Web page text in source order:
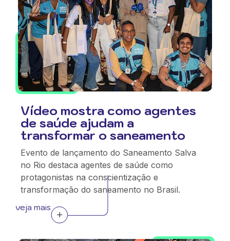
Vídeo mostra como agentes
de saúde ajudam a
transformar o saneamento
Evento de lançamento do Saneamento Salva
no Rio destaca agentes de saúde como
protagonistas na conscientização e
transformação do saneamento no Brasil.
veja mais